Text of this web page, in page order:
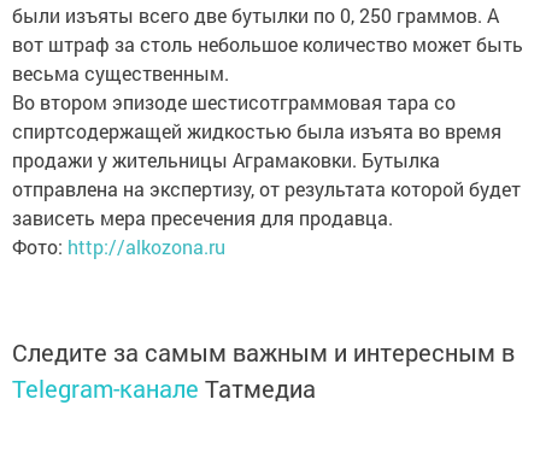
были изъяты всего две бутылки по 0, 250 граммов. А
вот штраф за столь небольшое количество может быть
весьма существенным.
Во втором эпизоде шестисотграммовая тара со
спиртсодержащей жидкостью была изъята во время
продажи у жительницы Аграмаковки. Бутылка
отправлена на экспертизу, от результата которой будет
зависеть мера пресечения для продавца.
Фото: http://alkozona.ru
Следите за самым важным и интересным в
Telegram-канале Татмедиа